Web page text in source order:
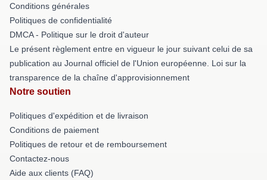
Conditions générales
Politiques de confidentialité
DMCA - Politique sur le droit d'auteur
Le présent règlement entre en vigueur le jour suivant celui de sa
publication au Journal officiel de l'Union européenne. Loi sur la
transparence de la chaîne d'approvisionnement
Notre soutien
Politiques d'expédition et de livraison
Conditions de paiement
Politiques de retour et de remboursement
Contactez-nous
Aide aux clients (FAQ)